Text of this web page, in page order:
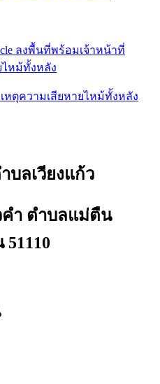
หตุความเสียหายไหม้ทั้งหลัง
บลเวียงแก้ว
ำ ตำบลแม่ตืน